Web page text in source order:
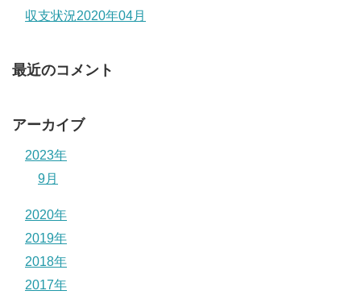
収支状況2020年04月
最近のコメント
アーカイブ
2023年
9月
2020年
2019年
2018年
2017年